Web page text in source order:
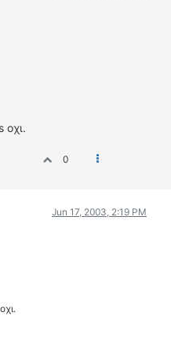
οχι.
0
Jun 17, 2003, 2:19 PM